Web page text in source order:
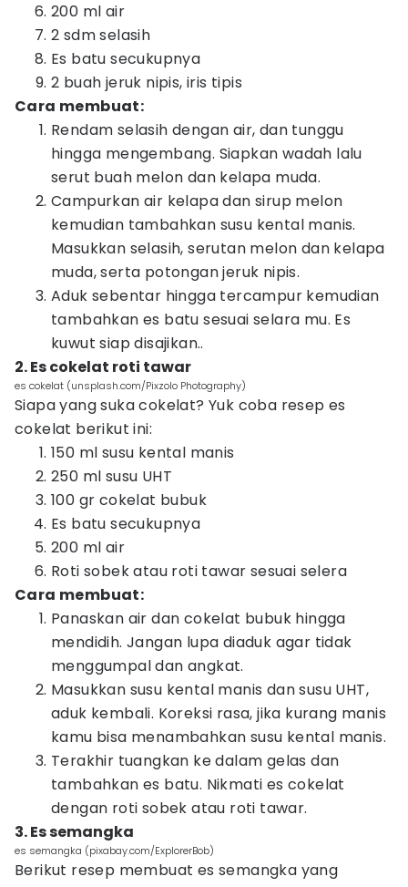
200 ml air
2 sdm selasih
Es batu secukupnya
2 buah jeruk nipis, iris tipis
Cara membuat:
Rendam selasih dengan air, dan tunggu
hingga mengembang. Siapkan wadah lalu
serut buah melon dan kelapa muda.
Campurkan air kelapa dan sirup melon
kemudian tambahkan susu kental manis.
Masukkan selasih, serutan melon dan kelapa
muda, serta potongan jeruk nipis.
Aduk sebentar hingga tercampur kemudian
tambahkan es batu sesuai selara mu. Es
kuwut siap disajikan..
2. Es cokelat roti tawar
es cokelat (unsplash.com/Pixzolo Photography)
Siapa yang suka cokelat? Yuk coba resep es
cokelat berikut ini:
150 ml susu kental manis
250 ml susu UHT
100 gr cokelat bubuk
Es batu secukupnya
200 ml air
Roti sobek atau roti tawar sesuai selera
Cara membuat:
Panaskan air dan cokelat bubuk hingga
mendidih. Jangan lupa diaduk agar tidak
menggumpal dan angkat.
Masukkan susu kental manis dan susu UHT,
aduk kembali. Koreksi rasa, jika kurang manis
kamu bisa menambahkan susu kental manis.
Terakhir tuangkan ke dalam gelas dan
tambahkan es batu. Nikmati es cokelat
dengan roti sobek atau roti tawar.
3. Es semangka
es semangka (pixabay.com/ExplorerBob)
Berikut resep membuat es semangka yang